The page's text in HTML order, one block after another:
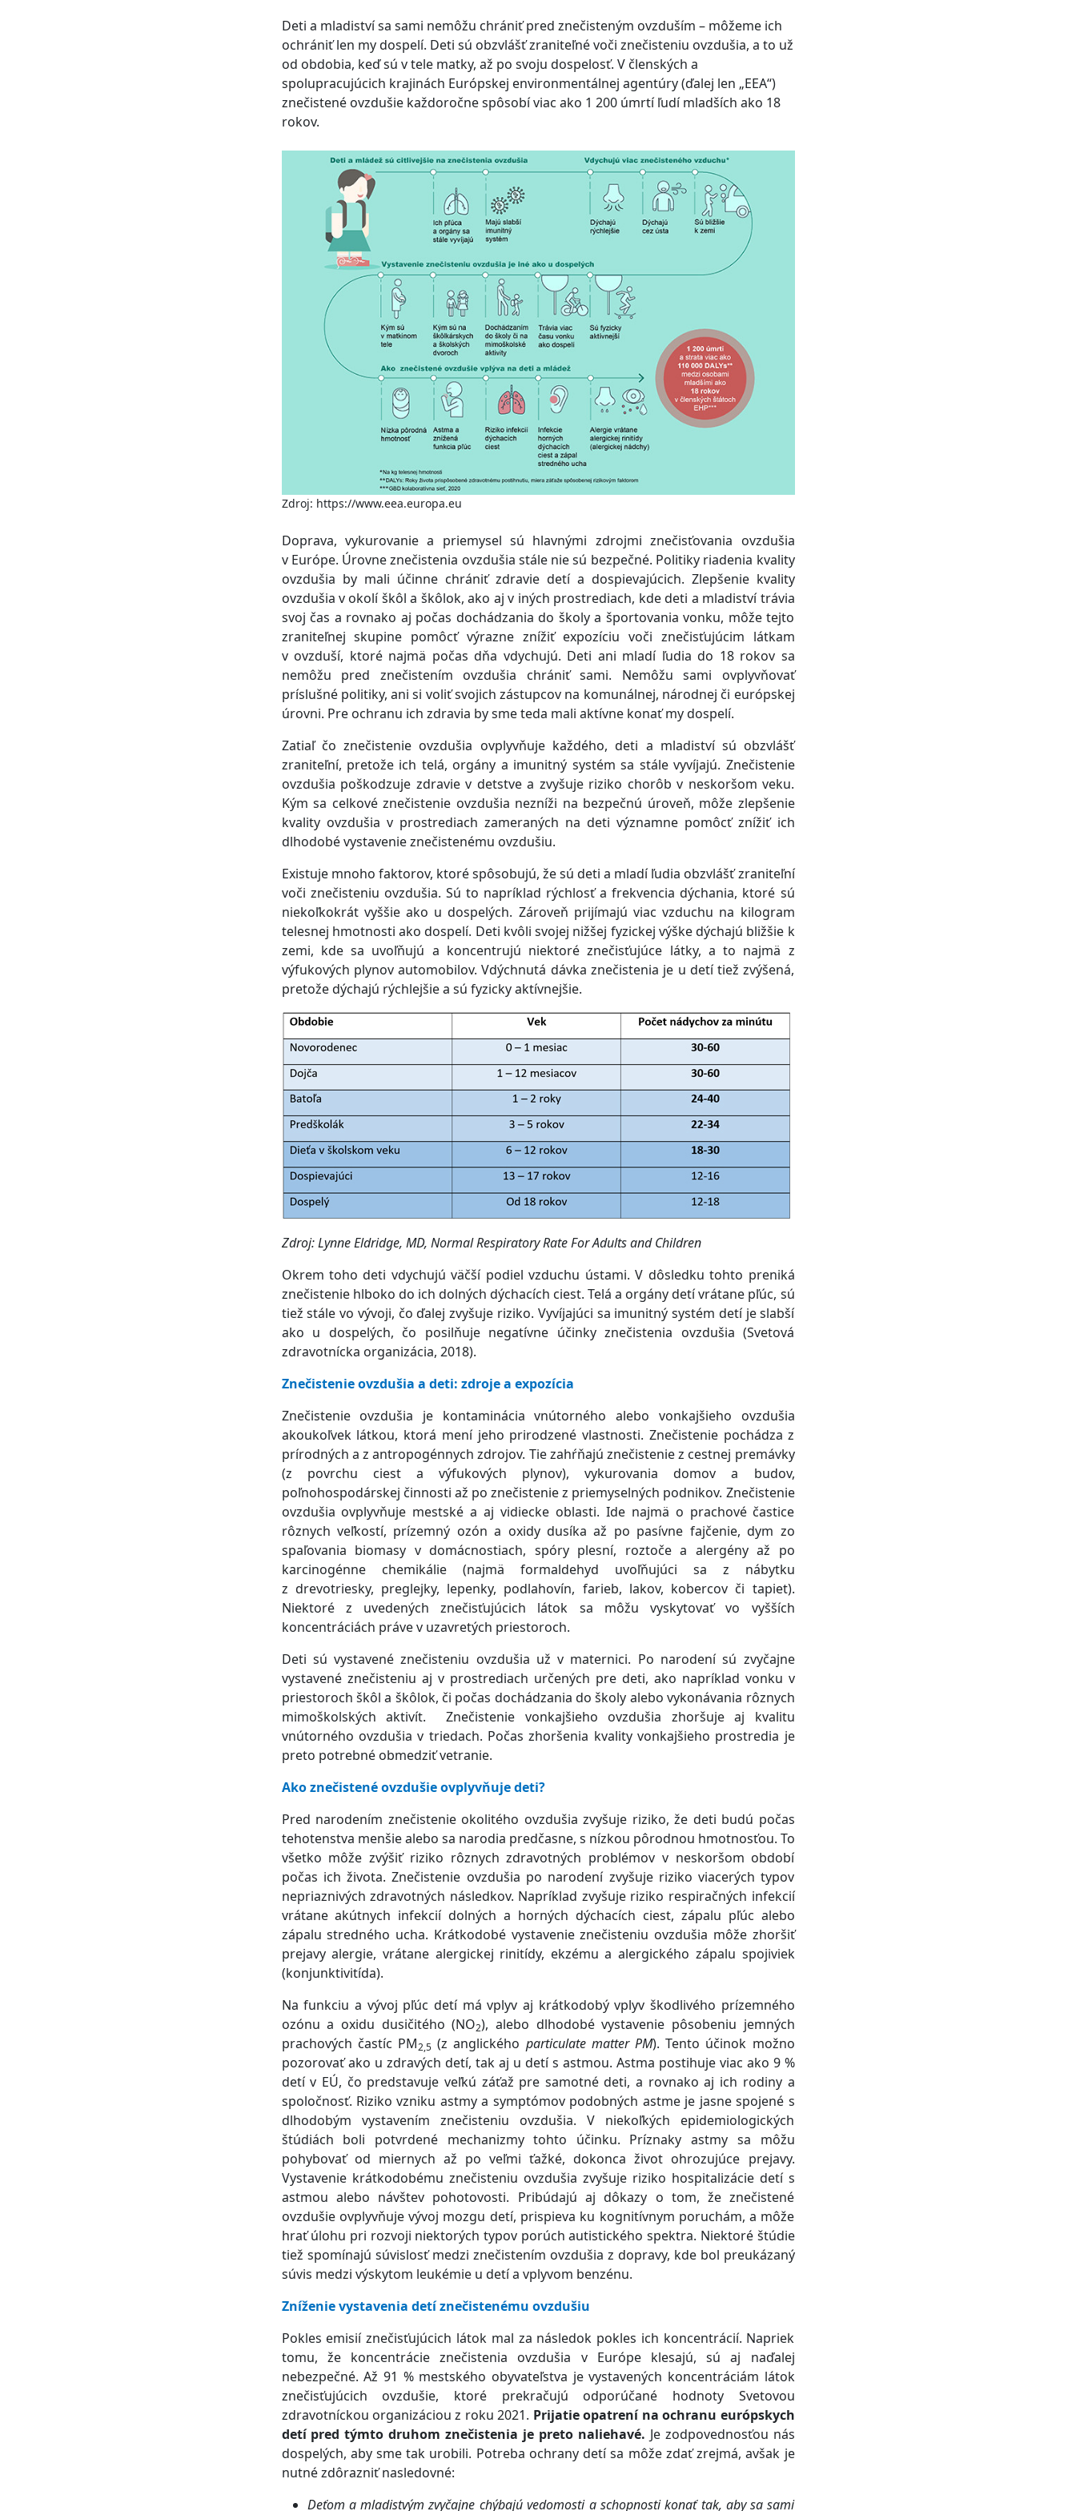
Deti a mladiství sa sami nemôžu chrániť pred znečisteným ovzduším – môžeme ich
ochrániť len my dospelí. Deti sú obzvlášť zraniteľné voči znečisteniu ovzdušia, a to už
od obdobia, keď sú v tele matky, až po svoju dospelosť. V členských a
spolupracujúcich krajinách Európskej environmentálnej agentúry (ďalej len „EEA“)
znečistené ovzdušie každoročne spôsobí viac ako 1 200 úmrtí ľudí mladších ako 18
rokov.
Zdroj: https://www.eea.europa.eu
Doprava, vykurovanie a priemysel sú hlavnými zdrojmi znečisťovania ovzdušia
v Európe. Úrovne znečistenia ovzdušia stále nie sú bezpečné. Politiky riadenia kvality
ovzdušia by mali účinne chrániť zdravie detí a dospievajúcich. Zlepšenie kvality
ovzdušia v okolí škôl a škôlok, ako aj v iných prostrediach, kde deti a mladiství trávia
svoj čas a rovnako aj počas dochádzania do školy a športovania vonku, môže tejto
zraniteľnej skupine pomôcť výrazne znížiť expozíciu voči znečisťujúcim látkam
v ovzduší, ktoré najmä počas dňa vdychujú. Deti ani mladí ľudia do 18 rokov sa
nemôžu pred znečistením ovzdušia chrániť sami. Nemôžu sami ovplyvňovať
príslušné politiky, ani si voliť svojich zástupcov na komunálnej, národnej či európskej
úrovni. Pre ochranu ich zdravia by sme teda mali aktívne konať my dospelí.
Zatiaľ čo znečistenie ovzdušia ovplyvňuje každého, deti a mladiství sú obzvlášť
zraniteľní, pretože ich telá, orgány a imunitný systém sa stále vyvíjajú. Znečistenie
ovzdušia poškodzuje zdravie v detstve a zvyšuje riziko chorôb v neskoršom veku.
Kým sa celkové znečistenie ovzdušia nezníži na bezpečnú úroveň, môže zlepšenie
kvality ovzdušia v prostrediach zameraných na deti významne pomôcť znížiť ich
dlhodobé vystavenie znečistenému ovzdušiu.
Existuje mnoho faktorov, ktoré spôsobujú, že sú deti a mladí ľudia obzvlášť zraniteľní
voči znečisteniu ovzdušia. Sú to napríklad rýchlosť a frekvencia dýchania, ktoré sú
niekoľkokrát vyššie ako u dospelých. Zároveň prijímajú viac vzduchu na kilogram
telesnej hmotnosti ako dospelí. Deti kvôli svojej nižšej fyzickej výške dýchajú bližšie k
zemi, kde sa uvoľňujú a koncentrujú niektoré znečisťujúce látky, a to najmä z
výfukových plynov automobilov. Vdýchnutá dávka znečistenia je u detí tiež zvýšená,
pretože dýchajú rýchlejšie a sú fyzicky aktívnejšie.
Zdroj: Lynne Eldridge, MD, Normal Respiratory Rate For Adults and Children
Okrem toho deti vdychujú väčší podiel vzduchu ústami. V dôsledku tohto preniká
znečistenie hlboko do ich dolných dýchacích ciest. Telá a orgány detí vrátane pľúc, sú
tiež stále vo vývoji, čo ďalej zvyšuje riziko. Vyvíjajúci sa imunitný systém detí je slabší
ako u dospelých, čo posilňuje negatívne účinky znečistenia ovzdušia (Svetová
zdravotnícka organizácia, 2018).
Znečistenie ovzdušia a deti: zdroje a expozícia
Znečistenie ovzdušia je kontaminácia vnútorného alebo vonkajšieho ovzdušia
akoukoľvek látkou, ktorá mení jeho prirodzené vlastnosti. Znečistenie pochádza z
prírodných a z antropogénnych zdrojov. Tie zahŕňajú znečistenie z cestnej premávky
(z povrchu ciest a výfukových plynov), vykurovania domov a budov,
poľnohospodárskej činnosti až po znečistenie z priemyselných podnikov. Znečistenie
ovzdušia ovplyvňuje mestské a aj vidiecke oblasti. Ide najmä o prachové častice
rôznych veľkostí, prízemný ozón a oxidy dusíka až po pasívne fajčenie, dym zo
spaľovania biomasy v domácnostiach, spóry plesní, roztoče a alergény až po
karcinogénne chemikálie (najmä formaldehyd uvoľňujúci sa z nábytku
z drevotriesky, preglejky, lepenky, podlahovín, farieb, lakov, kobercov či tapiet).
Niektoré z uvedených znečisťujúcich látok sa môžu vyskytovať vo vyšších
koncentráciách práve v uzavretých priestoroch.
Deti sú vystavené znečisteniu ovzdušia už v maternici. Po narodení sú zvyčajne
vystavené znečisteniu aj v prostrediach určených pre deti, ako napríklad vonku v
priestoroch škôl a škôlok, či počas dochádzania do školy alebo vykonávania rôznych
mimoškolských aktivít. Znečistenie vonkajšieho ovzdušia zhoršuje aj kvalitu
vnútorného ovzdušia v triedach. Počas zhoršenia kvality vonkajšieho prostredia je
preto potrebné obmedziť vetranie.
Ako znečistené ovzdušie ovplyvňuje deti?
Pred narodením znečistenie okolitého ovzdušia zvyšuje riziko, že deti budú počas
tehotenstva menšie alebo sa narodia predčasne, s nízkou pôrodnou hmotnosťou. To
všetko môže zvýšiť riziko rôznych zdravotných problémov v neskoršom období
počas ich života. Znečistenie ovzdušia po narodení zvyšuje riziko viacerých typov
nepriaznivých zdravotných následkov. Napríklad zvyšuje riziko respiračných infekcií
vrátane akútnych infekcií dolných a horných dýchacích ciest, zápalu pľúc alebo
zápalu stredného ucha. Krátkodobé vystavenie znečisteniu ovzdušia môže zhoršiť
prejavy alergie, vrátane alergickej rinitídy, ekzému a alergického zápalu spojiviek
(konjunktivitída).
Na funkciu a vývoj pľúc detí má vplyv aj krátkodobý vplyv škodlivého prízemného
ozónu a oxidu dusičitého (NO2), alebo dlhodobé vystavenie pôsobeniu jemných
prachových častíc PM2,5(z anglického particulate matter PM). Tento účinok možno
pozorovať ako u zdravých detí, tak aj u detí s astmou. Astma postihuje viac ako 9 %
detí v EÚ, čo predstavuje veľkú záťaž pre samotné deti, a rovnako aj ich rodiny a
spoločnosť. Riziko vzniku astmy a symptómov podobných astme je jasne spojené s
dlhodobým vystavením znečisteniu ovzdušia. V niekoľkých epidemiologických
štúdiách boli potvrdené mechanizmy tohto účinku. Príznaky astmy sa môžu
pohybovať od miernych až po veľmi ťažké, dokonca život ohrozujúce prejavy.
Vystavenie krátkodobému znečisteniu ovzdušia zvyšuje riziko hospitalizácie detí s
astmou alebo návštev pohotovosti. Pribúdajú aj dôkazy o tom, že znečistené
ovzdušie ovplyvňuje vývoj mozgu detí, prispieva ku kognitívnym poruchám, a môže
hrať úlohu pri rozvoji niektorých typov porúch autistického spektra. Niektoré štúdie
tiež spomínajú súvislosť medzi znečistením ovzdušia z dopravy, kde bol preukázaný
súvis medzi výskytom leukémie u detí a vplyvom benzénu.
Zníženie vystavenia detí znečistenému ovzdušiu
Pokles emisií znečisťujúcich látok mal za následok pokles ich koncentrácií. Napriek
tomu, že koncentrácie znečistenia ovzdušia v Európe klesajú, sú aj naďalej
nebezpečné. Až 91 % mestského obyvateľstva je vystavených koncentráciám látok
znečisťujúcich ovzdušie, ktoré prekračujú odporúčané hodnoty Svetovou
zdravotníckou organizáciou z roku 2021. Prijatie opatrení na ochranu európskych
detí pred týmto druhom znečistenia je preto naliehavé. Je zodpovednosťou nás
dospelých, aby sme tak urobili. Potreba ochrany detí sa môže zdať zrejmá, avšak je
nutné zdôrazniť nasledovné:
Deťom a mladistvým zvyčajne chýbajú vedomosti a schopnosti konať tak, aby sa sami